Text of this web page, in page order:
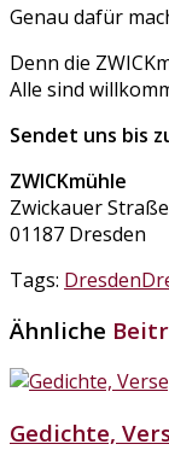
Genau dafür
Denn die
Alle sind
Sendet uns bis
ZWICKmühle
Zwickauer
01187 Dresden
Tags: Dresden
Ähnliche
Gedichte,